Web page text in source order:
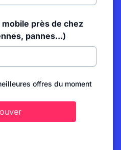
près de chez
pannes...)
offres du moment